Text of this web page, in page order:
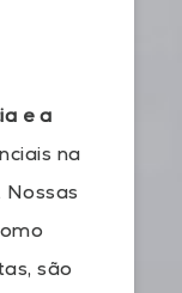
e a
na
são